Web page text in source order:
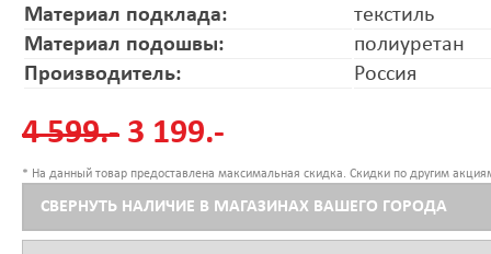
Материал подклада:
текстиль
Материал подошвы:
полиуретан
Производитель:
Россия
4 599.- 3 199.-
* На данный товар предоставлена максимальная скидка. Скидки по другим
СВЕРНУТЬ НАЛИЧИЕ В МАГАЗИНАХ ВАШЕГО ГОРОДА